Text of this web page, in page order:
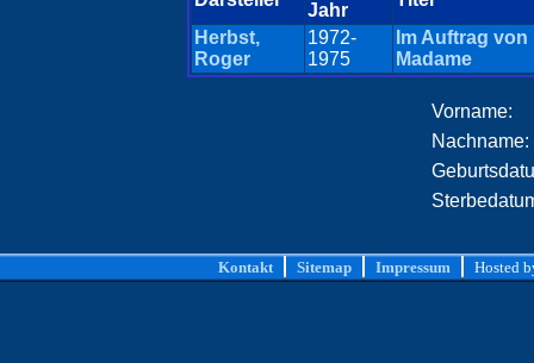
Jahr
Herbst,
Roger
1972-
1975
Im Auftrag von
Madame
Vorname:
Nachname:
Kontakt Sitemap Impressum Hosted